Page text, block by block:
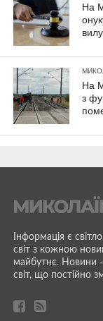
На
На
з
Інформація є
світ з кожною
майбутнє. Новини
світ, що постійно